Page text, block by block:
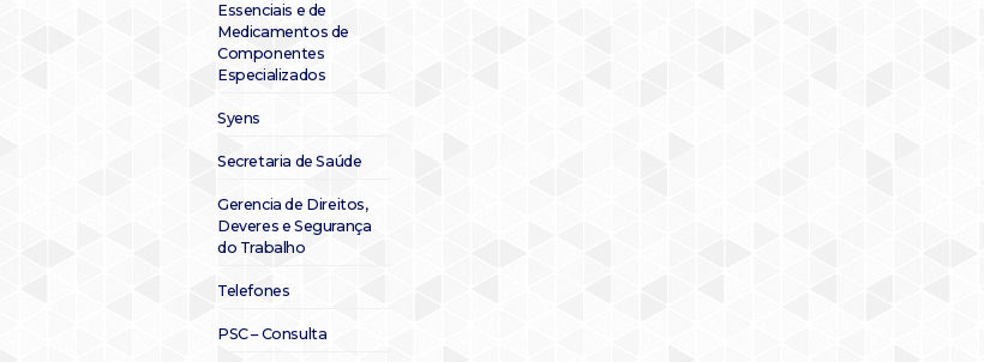
Essenciais e de
Medicamentos de
Componentes
Especializados
Syens
Secretaria de Saúde
Gerencia de Direitos,
Deveres e Segurança
do Trabalho
Telefones
PSC – Consulta